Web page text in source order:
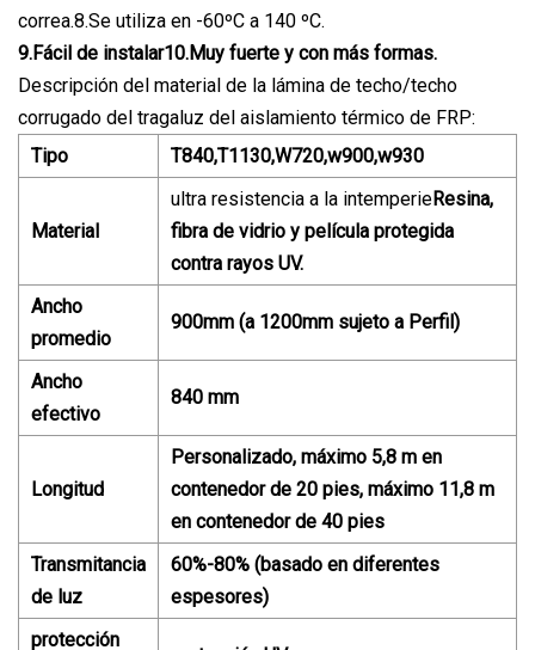
correa.8.Se utiliza en -60ºC a 140 ºC.
9.Fácil de instalar10.Muy fuerte y con más formas.
Descripción del material de la lámina de techo/techo
corrugado del tragaluz del aislamiento térmico de FRP:
Tipo
T840,T1130,W720,w900,w930
Material
ultra resistencia a la intemperieResina,
fibra de vidrio y película protegida
contra rayos UV.
Ancho
promedio
900mm (a 1200mm sujeto a Perfil)
Ancho
efectivo
840 mm
Longitud
Personalizado, máximo 5,8 m en
contenedor de 20 pies, máximo 11,8 m
en contenedor de 40 pies
Transmitancia
de luz
60%-80% (basado en diferentes
espesores)
protección